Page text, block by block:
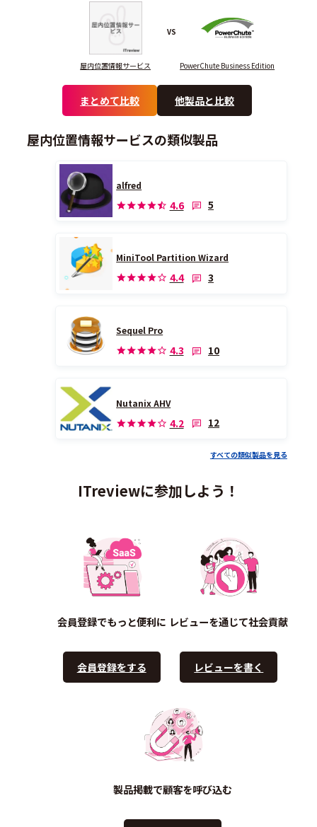
屋内位置情報サービス
VS
PowerChute Business Edition
まとめて比較 他製品と比較
屋内位置情報サービスの類似製品
alfred
4.6 5
MiniTool Partition Wizard
4.4 3
Sequel Pro
4.3 10
Nutanix AHV
4.2 12
すべての類似製品を見る
ITreviewに参加しよう！
会員登録でもっと便利に
会員登録をする
レビューを通じて社会貢献
レビューを書く
製品掲載で顧客を呼び込む